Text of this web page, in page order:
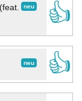
neu
👍
neu
👍